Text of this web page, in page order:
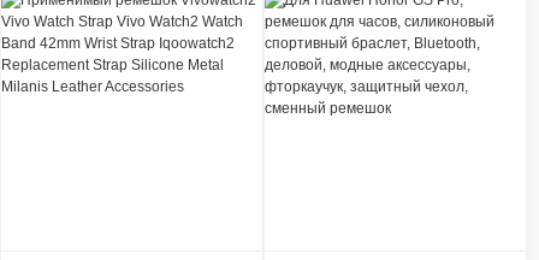
Smart Sports 7pro,
силиконовый Redmiwatch3
Youth Version, аксессуары
для замены молодежной